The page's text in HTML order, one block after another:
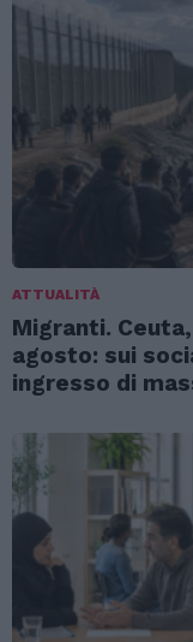
ATTUALITÀ
Migranti.
agosto: sui
ingresso di